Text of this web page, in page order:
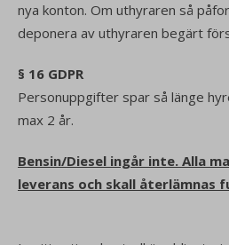
nya konton. Om uthyraren så
deponera av uthyraren begärt
§ 16 GDPR
Personuppgifter spar så länge
max 2 år.
Bensin/Diesel ingår inte. Alla
leverans och skall återlämnas